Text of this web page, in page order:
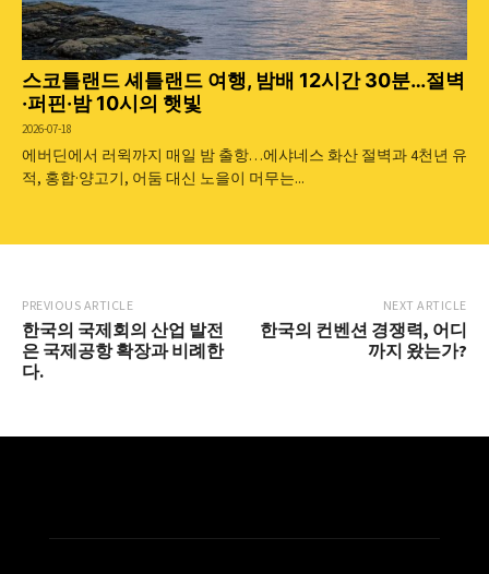
스코틀랜드 셰틀랜드 여행, 밤배 12시간 30분…절벽
·퍼핀·밤 10시의 햇빛
2026-07-18
에버딘에서 러윅까지 매일 밤 출항…에샤네스 화산 절벽과 4천년 유
적, 홍합·양고기, 어둠 대신 노을이 머무는...
PREVIOUS ARTICLE
한국의 국제회의 산업 발전
은 국제공항 확장과 비례한
다.
NEXT ARTICLE
한국의 컨벤션 경쟁력, 어디
까지 왔는가?